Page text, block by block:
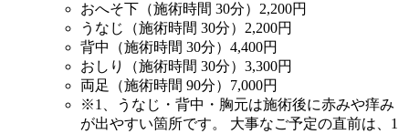
おへそ下（施術時間 30分） 2,200円
うなじ（施術時間 30分） 2,200円
背中（施術時間 30分） 4,400円
おしり（施術時間 30分） 3,300円
両足（施術時間 90分） 7,000円
※1、うなじ・背中・胸元は施術後に赤みや痒み
が出やすい箇所です。 大事なご予定の直前は、1